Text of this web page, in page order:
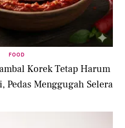
FOOD
Korek Tetap Harum
Pedas Menggugah Selera